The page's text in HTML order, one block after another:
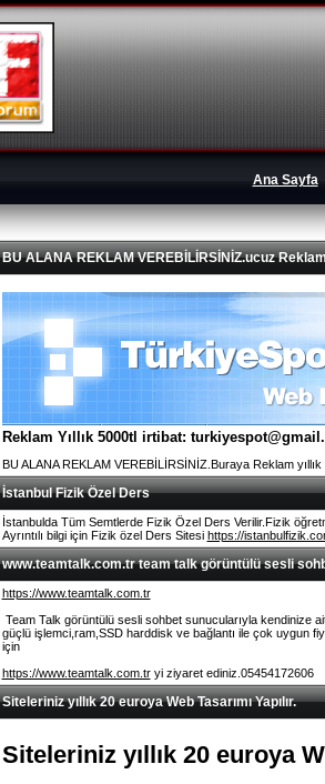
Ana Sayfa
BU ALANA REKLAM VEREBİLİRSİNİZ.ucuz
Reklam Yıllık 5000tl irtibat:
BU ALANA REKLAM VEREBİLİRSİNİZ.Buraya Reklam yıllık
İstanbul Fizik Özel Ders
İstanbulda Tüm Semtlerde Fizik Özel Ders Verilir.Fizik
Ayrıntılı bilgi için Fizik özel Ders Sitesi https://
www.teamtalk.com.tr team talk görüntülü sesli
https://www.teamtalk.com.tr
Team Talk görüntülü sesli sohbet sunucularıyla kendinize
güçlü işlemci,ram,SSD harddisk ve bağlantı ile çok uygun
için
https://www.teamtalk.com.tryi ziyaret ediniz.05454172606
Siteleriniz yıllık 20 euroya Web Tasarımı Yapılır.
Siteleriniz yıllık 20 euroya